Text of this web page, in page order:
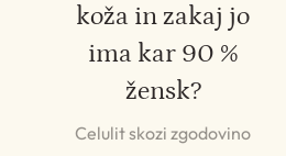
koža in zakaj jo
ima kar 90 %
žensk?
Celulit skozi zgodovino